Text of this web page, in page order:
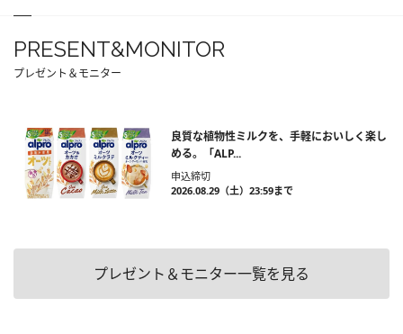
PRESENT&MONITOR
プレゼント＆モニター
良質な植物性ミルクを、手軽においしく楽し
める。「ALP...
申込締切
2026.08.29（土）23:59まで
プレゼント＆モニター一覧を見る